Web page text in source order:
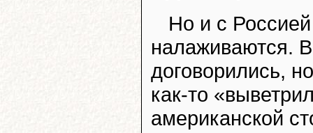
Но и с
налаживаются.
договорились,
как-то
американской